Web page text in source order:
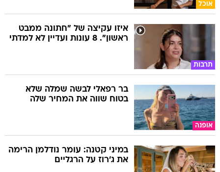
אוכל
תרבות
איזו עקיצה של "חתונה ממבט
ראשון". 8 עונות ועדיין לא למדתי
אופנה
בר רפאלי לבשה שמלה שלא
בטוח שווה את המחיר שלה
במיני קטנה: עומר נודלמן הרימה
את ג'רוז על הרגליים